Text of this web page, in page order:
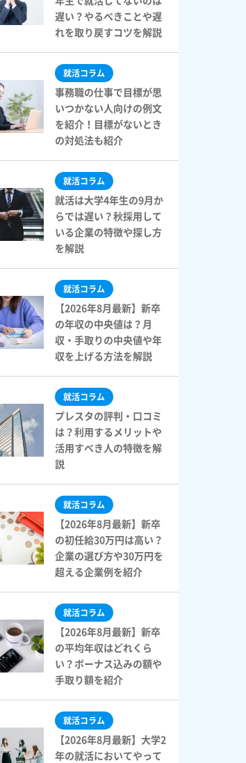
遅い？やるべきことや遅
れを取り戻すコツを解説
就活コラム
事務職の仕事で目標が思
いつかない人向けの例文
を紹介！目標がないとき
の対処法も紹介
就活コラム
就活は大学4年生の9月か
らでは遅い？秋採用して
いる企業の特徴や探し方
を解説
就活コラム
【2026年8月最新】新卒
の年収の中央値は？月
収・手取りの中央値や年
収を上げる方法を解説
就活コラム
プレスタの評判・口コミ
は？利用するメリットや
活用すべき人の特徴を解
説
就活コラム
【2026年8月最新】新卒
の初任給30万円は高い？
企業の選び方や30万円を
超える企業例を紹介
就活コラム
【2026年8月最新】新卒
の平均年収はどれくら
い？ボーナス込みの額や
手取り額を紹介
就活コラム
【2026年8月最新】大学2
年の就活においてやって